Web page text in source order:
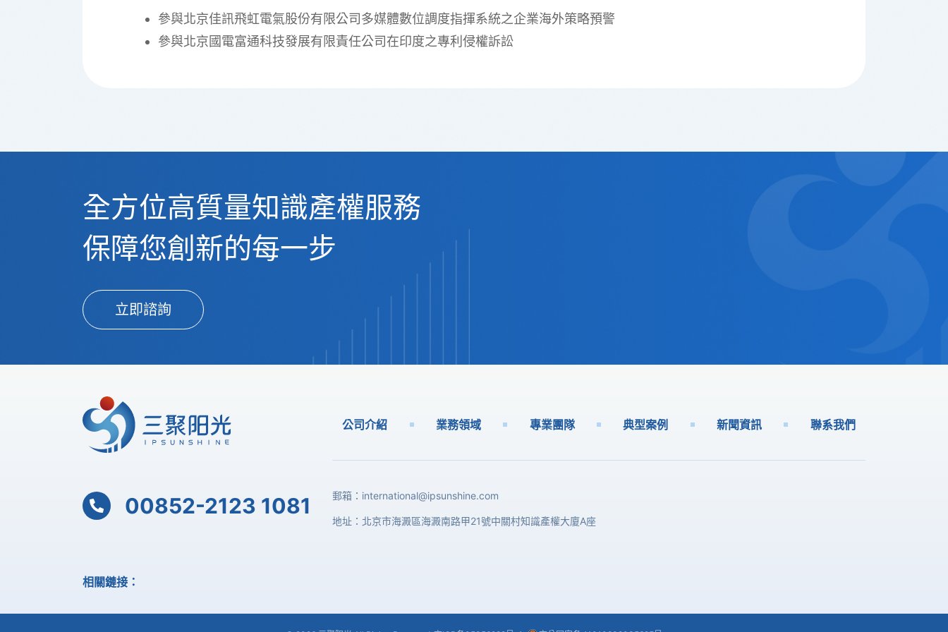
參與北京佳訊飛虹電氣股份有限公司多媒體數位調度指揮系統之企業海外策略預警
參與北京國電富通科技發展有限責任公司在印度之專利侵權訴訟
全方位高質量知識產權服務
保障您創新的每一步
立即諮詢
00852-2123 1081
公司介紹 業務領域 專業團隊 典型案例 新聞資訊 聯系我們
郵箱： international@ipsunshine.com
地址：北京市海澱區海澱南路甲21號中關村知識產權大廈A座
相關鏈接：